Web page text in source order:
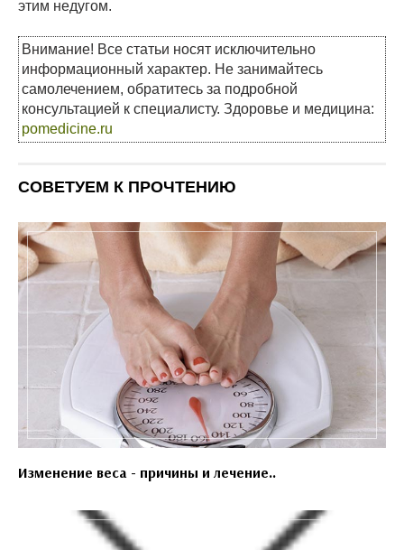
этим недугом.
Внимание! Все статьи носят исключительно
информационный характер. Не занимайтесь
самолечением, обратитесь за подробной
консультацией к специалисту. Здоровье и медицина:
pomedicine.ru
СОВЕТУЕМ К ПРОЧТЕНИЮ
Изменение веса - причины и лечение..